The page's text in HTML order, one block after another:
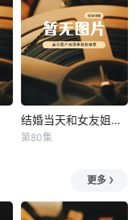
结婚当天和女友姐姐一起穿越了 结婚当天和女友姐姐一起穿越了
第80集
更多